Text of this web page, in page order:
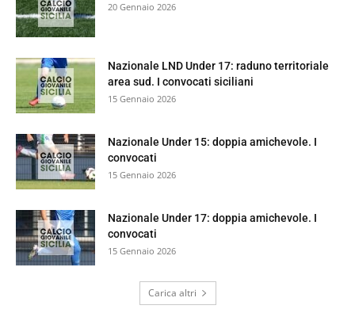
20 Gennaio 2026
Nazionale LND Under 17: raduno territoriale
area sud. I convocati siciliani
15 Gennaio 2026
Nazionale Under 15: doppia amichevole. I
convocati
15 Gennaio 2026
Nazionale Under 17: doppia amichevole. I
convocati
15 Gennaio 2026
Carica altri